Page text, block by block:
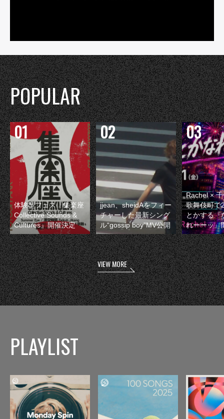
POPULAR
体験型フェス『集楽座
Collective Sounds &
Cultures』開催決定
jjean、sheidAをフィー
チャーした最新シング
ル“gossip boy”MV公開
Rachel ×
歌舞伎町で
とかする『
れーーッ』
VIEW MORE
PLAYLIST